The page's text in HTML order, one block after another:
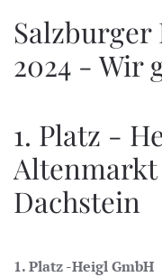
2024 - Wir
1. Platz -
Dachstein
1. Platz -Heigl GmbH